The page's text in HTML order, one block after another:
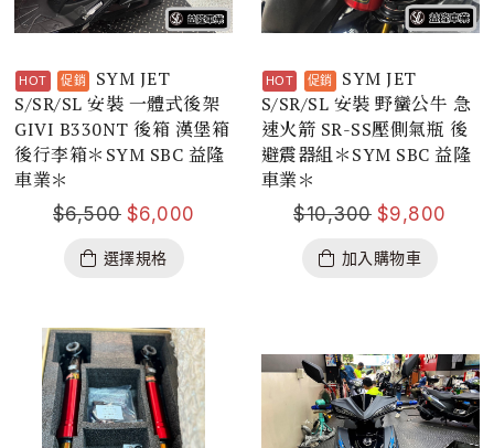
SYM JET
S/SR/SL 安裝 一體式後架
GIVI B330NT 後箱 漢堡箱
後行李箱＊SYM SBC 益隆
車業＊
$6,500 $6,000
選擇規格
SYM JET
S/SR/SL 安裝 野蠻公牛 急
速火箭 SR-SS壓側氣瓶 後
避震器組＊SYM SBC 益隆
車業＊
$10,300 $9,800
加入購物車